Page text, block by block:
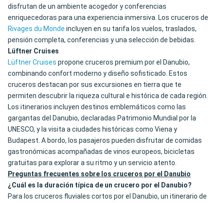
disfrutan de un ambiente acogedor y conferencias
enriquecedoras para una experiencia inmersiva. Los cruceros de
Rivages du Monde incluyen en su tarifa los vuelos, traslados,
pensión completa, conferencias y una selección de bebidas.
Lüftner Cruises
Lüftner Cruises propone cruceros premium por el Danubio,
combinando confort moderno y diseño sofisticado. Estos
cruceros destacan por sus excursiones en tierra que te
permiten descubrir la riqueza cultural e histórica de cada región.
Los itinerarios incluyen destinos emblemáticos como las
gargantas del Danubio, declaradas Patrimonio Mundial por la
UNESCO, y la visita a ciudades históricas como Viena y
Budapest. A bordo, los pasajeros pueden disfrutar de comidas
gastronómicas acompañadas de vinos europeos, bicicletas
gratuitas para explorar a su ritmo y un servicio atento.
Preguntas frecuentes sobre los cruceros por el Danubio
¿Cuál es la duración típica de un crucero por el Danubio?
Para los cruceros fluviales cortos por el Danubio, un itinerario de